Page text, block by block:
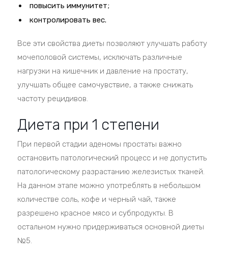
повысить иммунитет;
контролировать вес.
Все эти свойства диеты позволяют улучшать работу
мочеполовой системы, исключать различные
нагрузки на кишечник и давление на простату,
улучшать общее самочувствие, а также снижать
частоту рецидивов.
Диета при 1 степени
При первой стадии аденомы простаты важно
остановить патологический процесс и не допустить
патологическому разрастанию железистых тканей.
На данном этапе можно употреблять в небольшом
количестве соль, кофе и черный чай, также
разрешено красное мясо и субпродукты. В
остальном нужно придерживаться основной диеты
№5.